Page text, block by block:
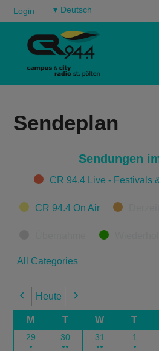
Login ▾
Sendeplan
Sendungen
CategoriesCR 94.4 Live - Festivals
CR 94.4 On Air
All Categories
Previous
Heute Next
M T W T
29
●
30
●●
31
●●
1
●